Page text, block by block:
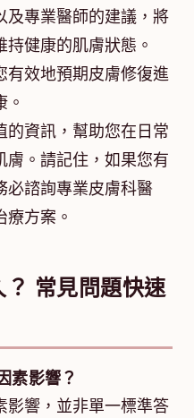
及專業醫師的建議，將
健康的肌膚狀態。
有效地預期皮膚修復進
的資訊，幫助您在日常
膚。請記住，如果您有
必諮詢專業皮膚科醫
方案。
常見問題快速
素影響？
影響，並非單一標準答